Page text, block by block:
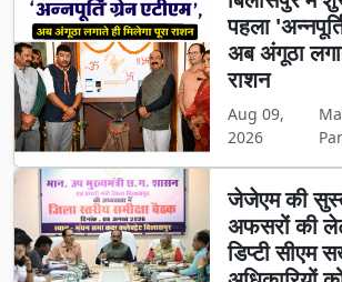
पहला
अब अंगूठा
राशन
Aug 09,
2026
जेजेएम की
अफसरों की
डिप्टी सीएम